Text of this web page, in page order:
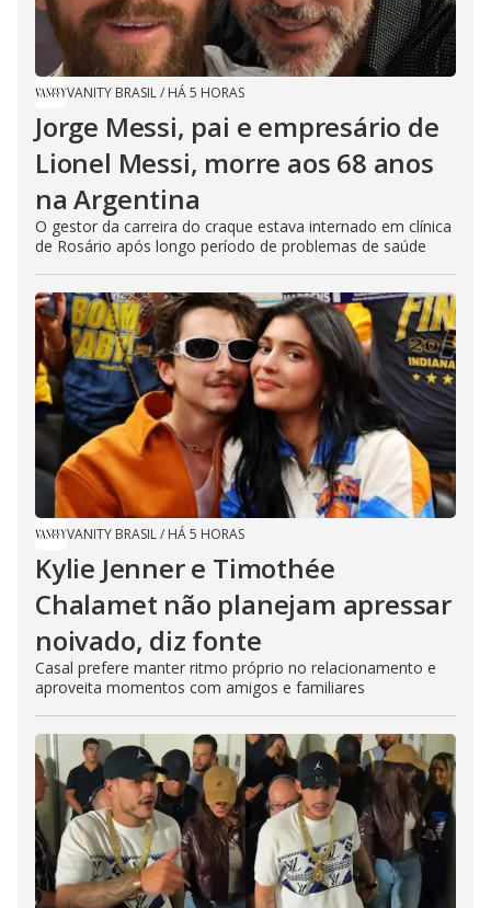
VANITY BRASIL/ HÁ 5 HORAS
Jorge Messi, pai e empresário de
Lionel Messi, morre aos 68 anos
na Argentina
O gestor da carreira do craque estava internado em clínica
de Rosário após longo período de problemas de saúde
VANITY BRASIL/ HÁ 5 HORAS
Kylie Jenner e Timothée
Chalamet não planejam apressar
noivado, diz fonte
Casal prefere manter ritmo próprio no relacionamento e
aproveita momentos com amigos e familiares